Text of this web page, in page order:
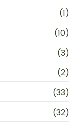
(1)
(10)
(3)
(2)
(33)
(32)